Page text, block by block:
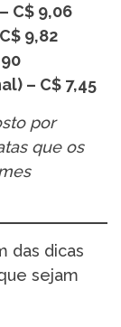
C$ 9,06
9,82
– C$ 7,45
por
que os
das dicas
sejam